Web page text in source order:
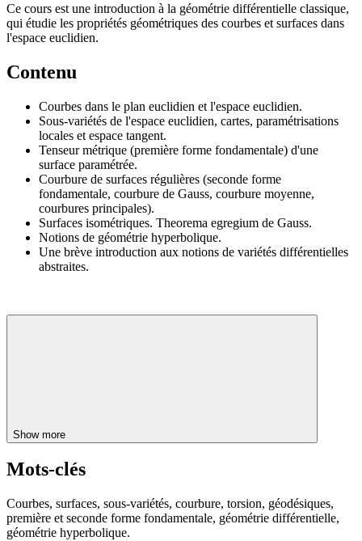
Ce cours est une introduction à la géométrie différentielle classique,
qui étudie les propriétés géométriques des courbes et surfaces dans
l'espace euclidien.
Contenu
Courbes dans le plan euclidien et l'espace euclidien.
Sous-variétés de l'espace euclidien, cartes, paramétrisations
locales et espace tangent.
Tenseur métrique (première forme fondamentale) d'une
surface paramétrée.
Courbure de surfaces régulières (seconde forme
fondamentale, courbure de Gauss, courbure moyenne,
courbures principales).
Surfaces isométriques. Theorema egregium de Gauss.
Notions de géométrie hyperbolique.
Une brève introduction aux notions de variétés différentielles
abstraites.
Show more
Mots-clés
Courbes, surfaces, sous-variétés, courbure, torsion, géodésiques,
première et seconde forme fondamentale, géométrie différentielle,
géométrie hyperbolique.